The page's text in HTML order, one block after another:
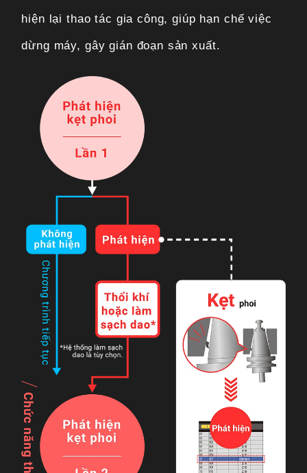
hiện lại thao tác gia công, giúp hạn chế việc
dừng máy, gây gián đoạn sản xuất.